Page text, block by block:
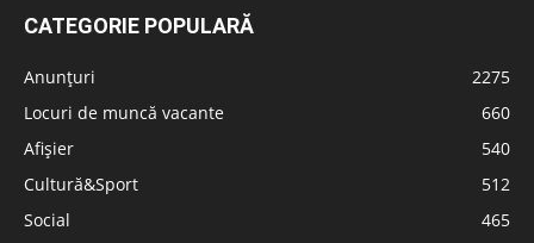
CATEGORIE POPULARĂ
Anunțuri
2275
Locuri de muncă vacante
660
Afișier
540
Cultură&Sport
512
Social
465